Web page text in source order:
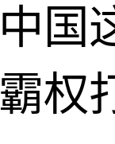
中国
霸权